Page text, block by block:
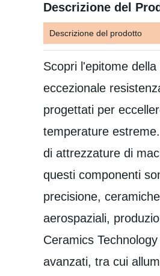
Descrizione del
Descrizione del prodotto
Scopri l'epitome
eccezionale
progettati per
temperature
di attrezzature di
questi componenti
precisione,
aerospaziali,
Ceramics
avanzati, tra cui